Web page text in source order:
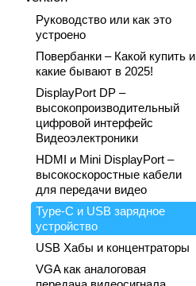
Руководство или как это
устроено
Повербанки – Какой купить и
какие бывают в 2025!
DisplayPort DP –
высокопроизводительный
цифровой интерфейс
Видеоэлектроники
HDMI и Mini DisplayPort –
высокоскоростные кабели
для передачи видео
Type-C и USB зарядное
устройство
USB Хабы и концентраторы
VGA как аналоговая